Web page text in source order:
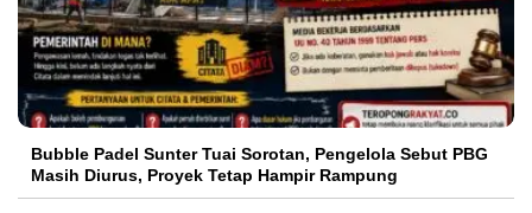
Bubble Padel Sunter Tuai Sorotan, Pengelola Sebut PBG
Masih Diurus, Proyek Tetap Hampir Rampung